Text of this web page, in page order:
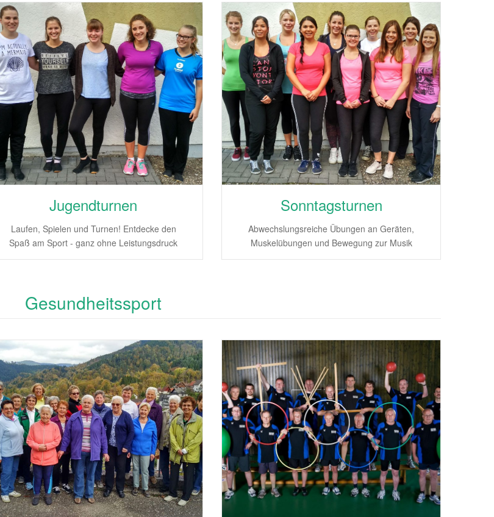
Jugendturnen
Laufen, Spielen und Turnen! Entdecke den
Spaß am Sport - ganz ohne Leistungsdruck
Sonntagsturnen
Abwechslungsreiche Übungen an Geräten,
Muskelübungen und Bewegung zur Musik
Gesundheitssport